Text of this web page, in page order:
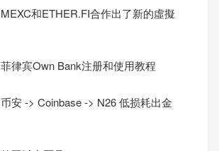
MEXC和ETHER.FI合作出了新的虛擬
菲律宾Own Bank注册和使用教程
币安 -> Coinbase -> N26 低损耗出金